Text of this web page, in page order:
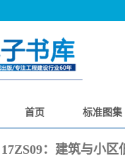
首页 标准图集
17ZS09：建筑与小